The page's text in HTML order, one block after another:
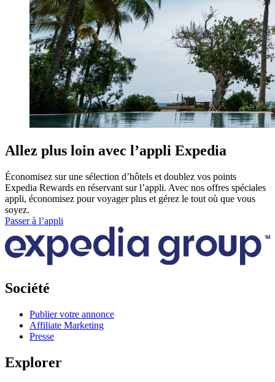
Allez plus loin avec l’appli Expedia
Économisez sur une sélection d’hôtels et doublez vos points
Expedia Rewards en réservant sur l’appli. Avec nos offres spéciales
appli, économisez pour voyager plus et gérez le tout où que vous
soyez.
Passer à l’appli
Société
Publier votre annonce
Affiliate Marketing
Presse
Explorer